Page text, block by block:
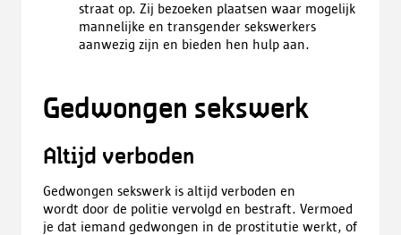
straat op. Zij bezoeken plaatsen waar mogelijk
mannelijke en transgender sekswerkers
aanwezig zijn en bieden hen hulp aan.
Gedwongen sekswerk
Altijd verboden
Gedwongen sekswerk is altijd verboden en
wordt door de politie vervolgd en bestraft. Vermoed
je dat iemand gedwongen in de prostitutie werkt, of